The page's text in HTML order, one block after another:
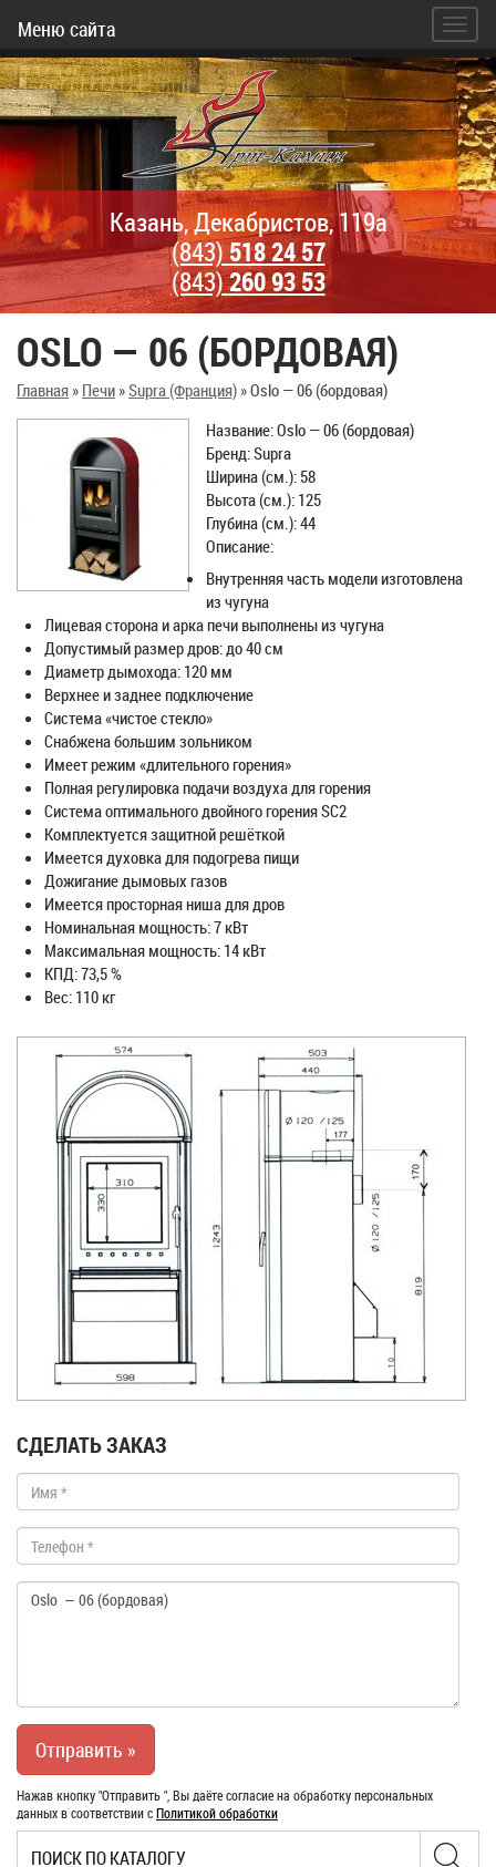
Меню сайта
Казань, Декабристов, 119а
(843)518 24 57
(843)260 93 53
OSLO — 06 (БОРДОВАЯ)
Главная» Печи»Supra (Франция)»Oslo — 06 (бордовая)
Название: Oslo — 06 (бордовая)
Бренд: Supra
Ширина (см.): 58
Высота (см.): 125
Глубина (см.): 44
Описание:
Внутренняя часть модели изготовлена
из чугуна
Лицевая сторона и арка печи выполнены из чугуна
Допустимый размер дров: до 40 см
Диаметр дымохода: 120 мм
Верхнее и заднее подключение
Система «чистое стекло»
Снабжена большим зольником
Имеет режим «длительного горения»
Полная регулировка подачи воздуха для горения
Система оптимального двойного горения SC2
Комплектуется защитной решёткой
Имеется духовка для подогрева пищи
Дожигание дымовых газов
Имеется просторная ниша для дров
Номинальная мощность: 7 кВт
Максимальная мощность: 14 кВт
КПД: 73,5 %
Вес: 110 кг
СДЕЛАТЬ ЗАКАЗ
Нажав кнопку "Отправить ", Вы даёте согласие на обработку персональных
данных в соответствии сПолитикой обработки